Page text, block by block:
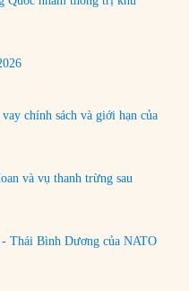
chính sách và giới hạn của
và vụ thanh trừng sau
Thái Bình Dương của NATO